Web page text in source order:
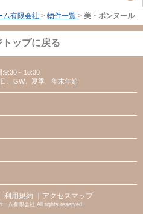
ム有限会社 > 物件一覧 > 美・ボンヌール
トップに戻る
:9:30～18:30
、GW、夏季、年末年始
利用規約 ｜アクセスマップ
ーム有限会社 All rights reserved.